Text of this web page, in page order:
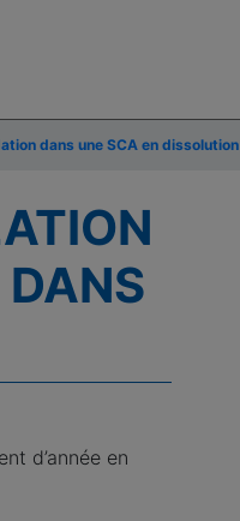
dans une SCA en dissolution
d’année en